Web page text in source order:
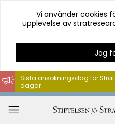
Hoppa
till
innehåll
Vi använder cookies
upplevelse av
Jag
Sista ansökningsdag för
dagar